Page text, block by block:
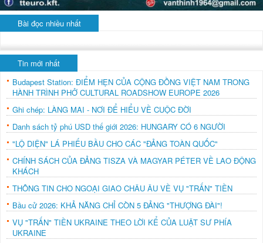
Bài đọc nhiều nhất
Tin mới nhất
Budapest Station: ĐIỂM HẸN CỦA CỘNG ĐỒNG VIỆT NAM TRONG
HÀNH TRÌNH PHỞ CULTURAL ROADSHOW EUROPE 2026
Ghi chép: LÀNG MAI - NƠI ĐỂ HIỂU VỀ CUỘC ĐỜI
Danh sách tỷ phú USD thế giới 2026: HUNGARY CÓ 6 NGƯỜI
"LỘ DIỆN" LÁ PHIẾU BẦU CHO CÁC "ĐẢNG TOÀN QUỐC"
CHÍNH SÁCH CỦA ĐẢNG TISZA VÀ MAGYAR PÉTER VỀ LAO ĐỘNG
KHÁCH
THÔNG TIN CHO NGOẠI GIAO CHÂU ÂU VỀ VỤ "TRẤN" TIỀN
Bầu cử 2026: KHẢ NĂNG CHỈ CÒN 5 ĐẢNG "THƯỢNG ĐÀI"!
VỤ "TRẤN" TIỀN UKRAINE THEO LỜI KỂ CỦA LUẬT SƯ PHÍA
UKRAINE